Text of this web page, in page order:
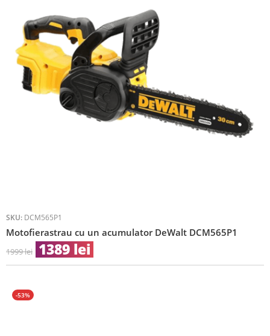
SKU: DCM565P1
Motofierastrau cu un acumulator DeWalt DCM565P1
1999lei 1389 lei
-53%